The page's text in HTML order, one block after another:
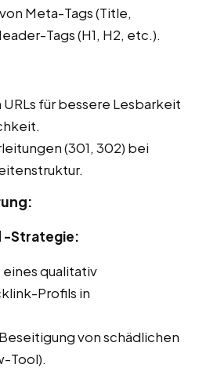
Meta-Tags (Title,
Tags (H1, H2, etc.).
für bessere Lesbarkeit
(301, 302) bei
-Strategie:
qualitativ
Profils in
von schädlichen
Tool).